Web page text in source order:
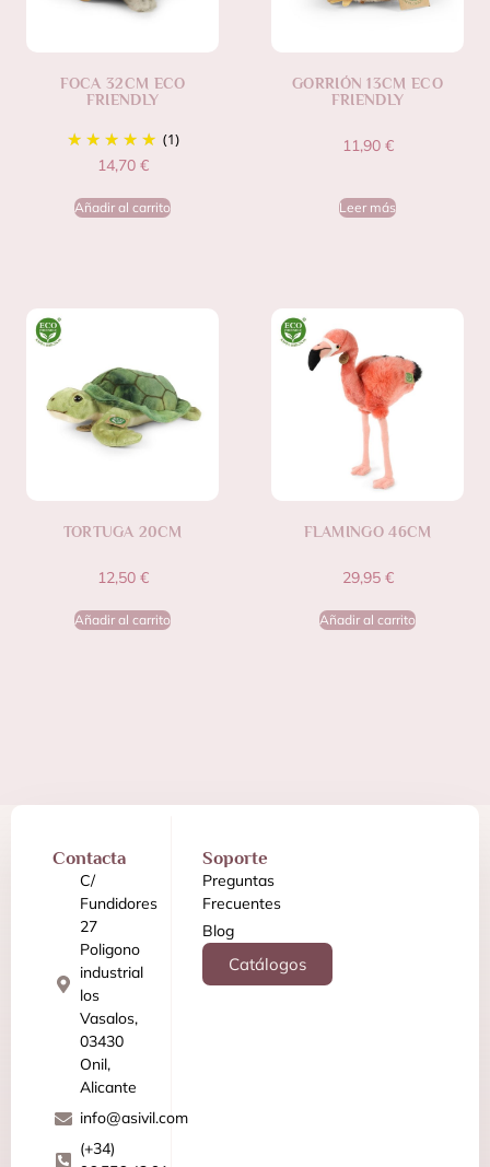
FOCA 32CM ECO
FRIENDLY
(1)
14,70 €
Añadir al carrito
GORRIÓN 13CM ECO
FRIENDLY
11,90 €
Leer más
TORTUGA 20CM
12,50 €
Añadir al carrito
FLAMINGO 46CM
29,95 €
Añadir al carrito
Contacta
C/
Fundidores
27
Poligono
industrial
los
Vasalos,
03430
Onil,
Alicante
info@asivil.com
(+34)
Soporte
Preguntas
Frecuentes
Blog
Catálogos